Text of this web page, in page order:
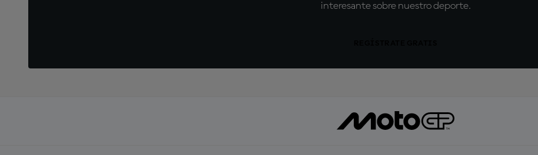
interesante sobre nuestro deporte.